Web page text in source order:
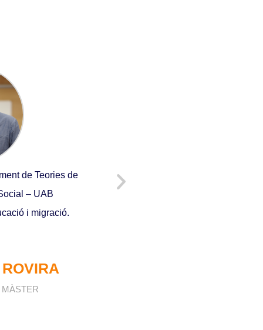
de Teories de
– UAB
i migració.
Línies de recerca: Crimigració,